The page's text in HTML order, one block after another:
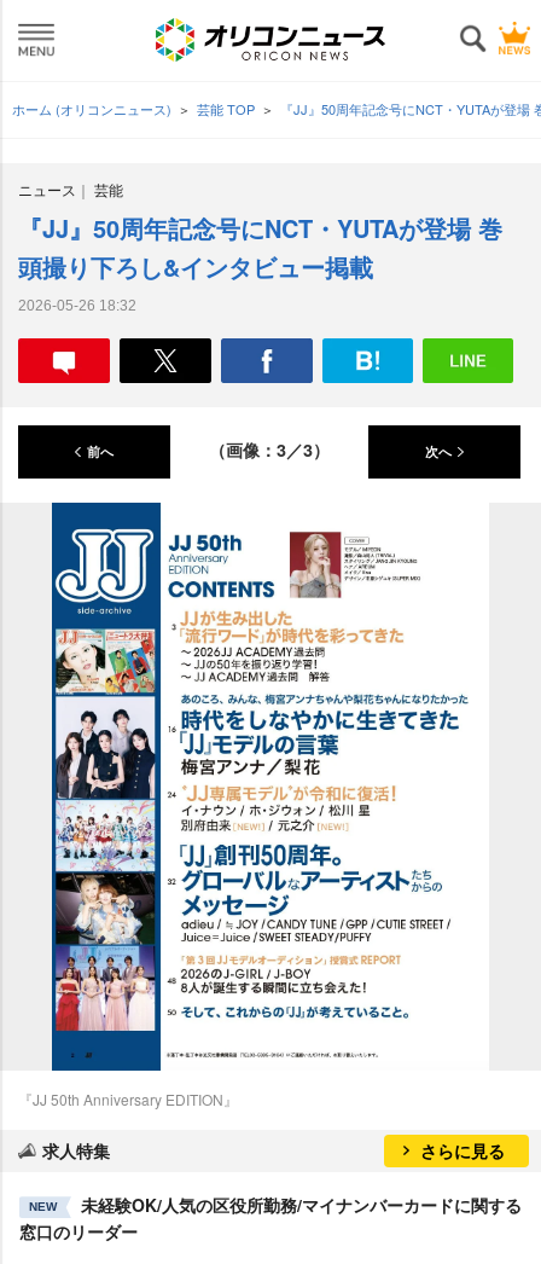
ホーム (オリコンニュース) 芸能 TOP 『JJ』50周年記念号にNCT・YUTAが登
ニュース 芸能
『JJ』50周年記念号にNCT・YUTAが登場 巻
頭撮り下ろし&インタビュー掲載
2026-05-26 18:32
前へ （画像：3／3） 次へ
『JJ 50th Anniversary EDITION』
求人特集 さらに見る
NEW
未経験OK/人気の区役所勤務/マイナンバーカードに関する
窓口のリーダー